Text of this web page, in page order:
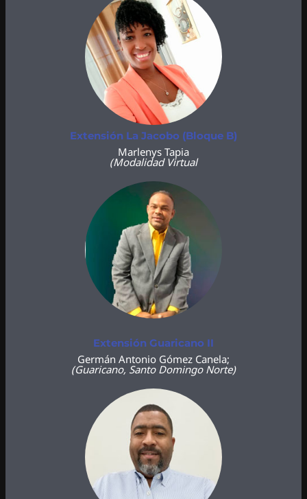
Extensión La Jacobo (Bloque B)
Marlenys Tapia
(Modalidad Virtual
Extensión Guaricano II
Germán Antonio Gómez Canela;
(Guaricano, Santo Domingo Norte)